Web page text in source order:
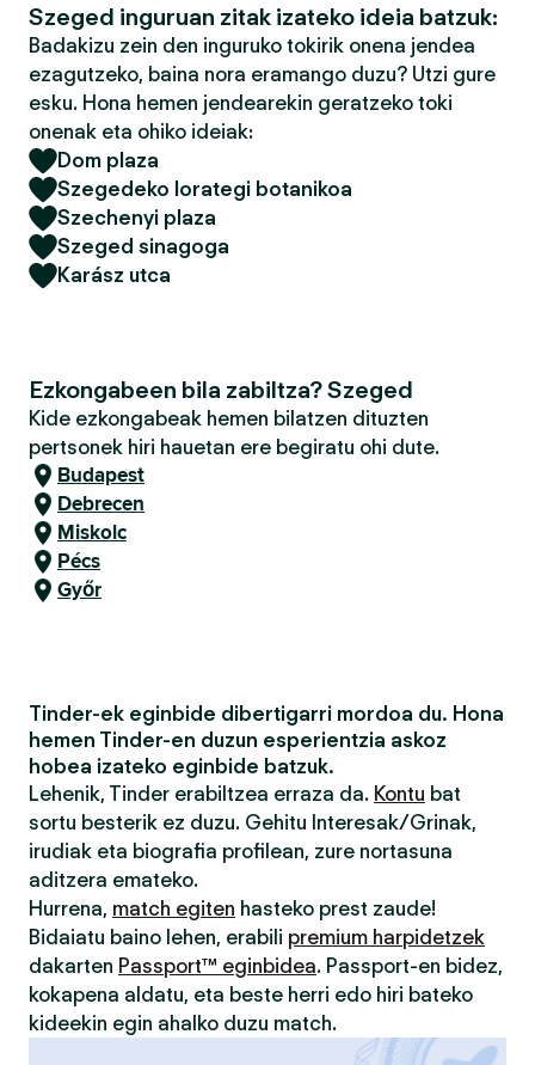
Szeged inguruan zitak izateko ideia batzuk:
Badakizu zein den inguruko tokirik onena jendea
ezagutzeko, baina nora eramango duzu? Utzi gure
esku. Hona hemen jendearekin geratzeko toki
onenak eta ohiko ideiak:
Dom plaza
Szegedeko lorategi botanikoa
Szechenyi plaza
Szeged sinagoga
Karász utca
Ezkongabeen bila zabiltza? Szeged
Kide ezkongabeak hemen bilatzen dituzten
pertsonek hiri hauetan ere begiratu ohi dute.
Budapest
Debrecen
Miskolc
Pécs
Győr
Tinder-ek eginbide dibertigarri mordoa du. Hona
hemen Tinder-en duzun esperientzia askoz
hobea izateko eginbide batzuk.
Lehenik, Tinder erabiltzea erraza da. Kontu bat
sortu besterik ez duzu. Gehitu Interesak/Grinak,
irudiak eta biografia profilean, zure nortasuna
aditzera emateko.
Hurrena, match egiten hasteko prest zaude!
Bidaiatu baino lehen, erabili premium harpidetzek
dakarten Passport™ eginbidea. Passport-en bidez,
kokapena aldatu, eta beste herri edo hiri bateko
kideekin egin ahalko duzu match.